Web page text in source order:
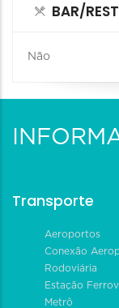
BAR/
Não
Transporte
Aeroportos
Conexão
Rodoviária
Estação
Metrô